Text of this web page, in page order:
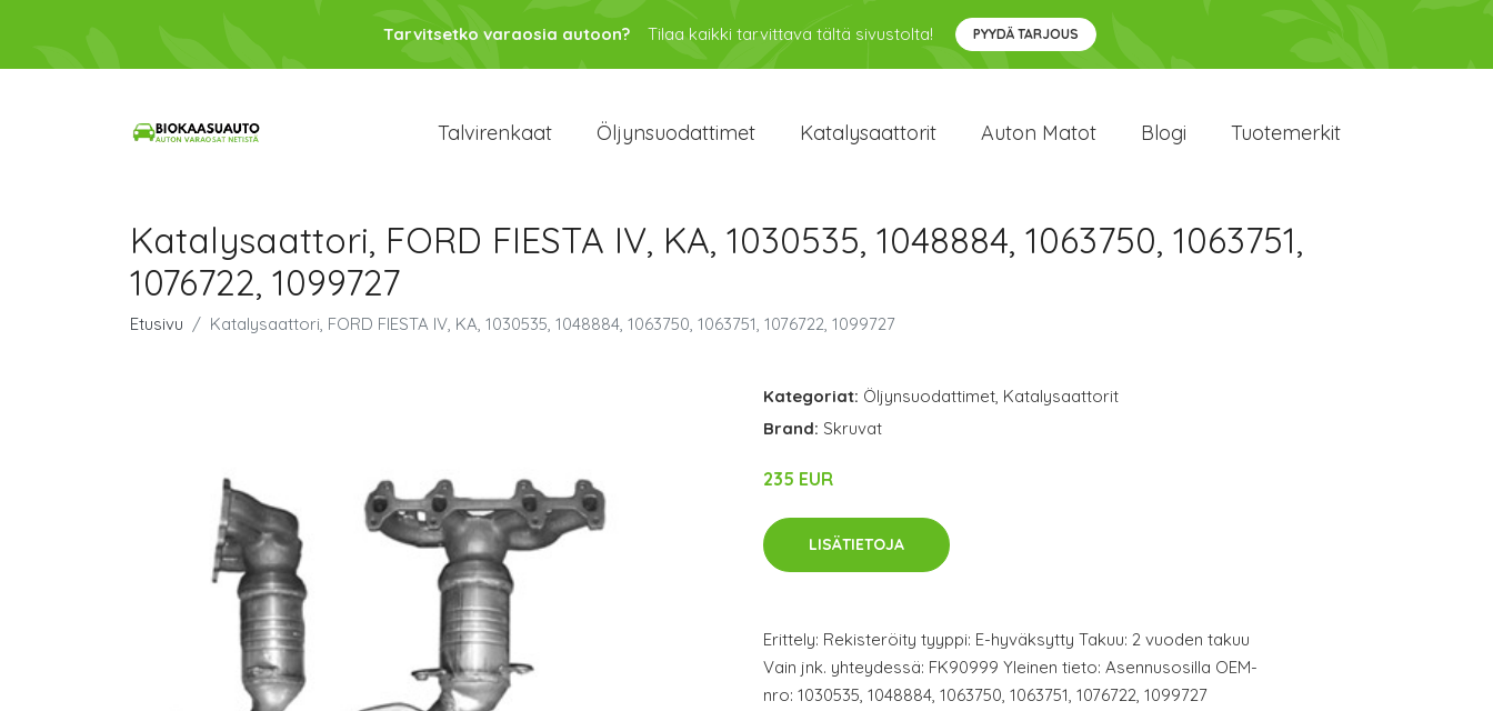
Tarvitsetko varaosia autoon? Tilaa kaikki tarvittava tältä sivustolta! PYYDÄ TARJOUS
Talvirenkaat Öljynsuodattimet Katalysaattorit Auton Matot Blogi Tuotemerkit
Katalysaattori, FORD FIESTA IV, KA, 1030535, 1048884, 1063750, 1063751,
1076722, 1099727
Etusivu Katalysaattori, FORD FIESTA IV, KA, 1030535, 1048884, 1063750, 1063751, 1076722, 1099727
Kategoriat: Öljynsuodattimet, Katalysaattorit
Brand: Skruvat
235 EUR
LISÄTIETOJA
Erittely: Rekisteröity tyyppi: E-hyväksytty Takuu: 2 vuoden takuu
Vain jnk. yhteydessä: FK90999 Yleinen tieto: Asennusosilla OEM-
nro: 1030535, 1048884, 1063750, 1063751, 1076722, 1099727